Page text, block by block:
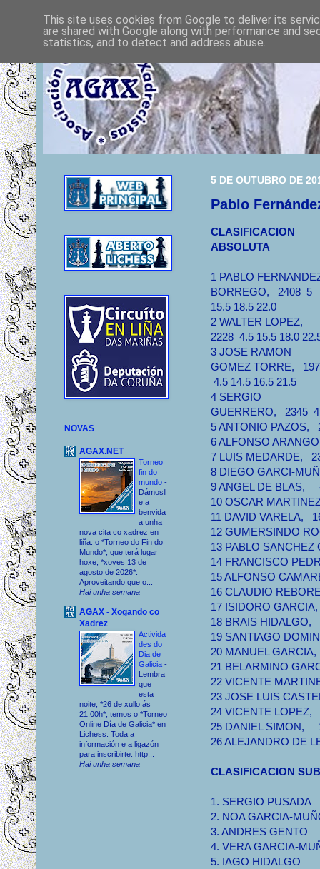
5 DE OUTUBRO DE
Pablo
CLASIFICACION
ABSOLUTA
1 PABLO
BORREGO, 2408 5
15.5 18.5 22.0
2 WALTER LOPEZ,
2228 4.5 15.5 18.0
3 JOSE RAMON
GOMEZ TORRE,
4.5 14.5 16.5 21.5
4 SERGIO
GUERRERO, 2345
5 ANTONIO PAZOS,
6 ALFONSO
7 LUIS MEDARDE,
8 DIEGO GARCI-
9 ANGEL DE BLAS,
10 OSCAR
11 DAVID VARELA,
12 GUMERSINDO
13 PABLO
14 FRANCISCO
15 ALFONSO
16 CLAUDIO
17 ISIDORO
18 BRAIS HIDALGO,
19 SANTIAGO
20 MANUEL
21 BELARMINO
22 VICENTE
23 JOSE LUIS
24 VICENTE LOPEZ,
25 DANIEL SIMON,
26 ALEJANDRO DE
CLASIFICACION
1. SERGIO PUSADA
2. NOA GARCIA-
3. ANDRES GENTO
4. VERA GARCIA-
5. IAGO HIDALGO
NOVAS
AGAX.NET
Torneo
fin do
mundo -
Dámosll
e a
benvida
a unha
nova cita co xadrez en
liña: o *Torneo do Fin do
Mundo*, que terá lugar
hoxe, *xoves 13 de
agosto de 2026*.
Aproveitando que o...
Hai unha semana
AGAX - Xogando co
Xadrez
Activida
des do
Dia de
Galicia -
Lembra
que
esta
noite, *26 de xullo ás
21:00h*, temos o *Torneo
Online Día de Galicia* en
Lichess. Toda a
información e a ligazón
para inscribirte: http...
Hai unha semana
This site uses cookies from Google to deliver its
are shared with Google along with performance and
statistics, and to detect and address abuse.